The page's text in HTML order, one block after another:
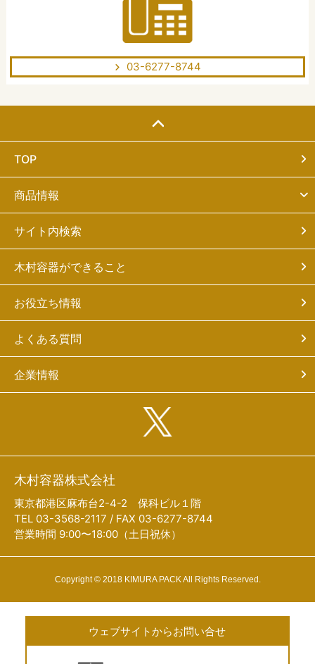
03-6277-8744
TOP
商品情報
サイト内検索
木村容器ができること
お役立ち情報
よくある質問
企業情報
木村容器株式会社
東京都港区麻布台2-4-2 保科ビル１階
TEL 03-3568-2117 / FAX 03-6277-8744
営業時間 9:00〜18:00（土日祝休）
Copyright © 2018 KIMURA PACK All Rights Reserved.
ウェブサイトからお問い合せ